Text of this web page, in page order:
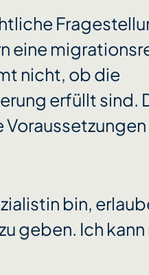
eine
nicht, ob die
erfüllt sind.
bin,
geben. Ich kann